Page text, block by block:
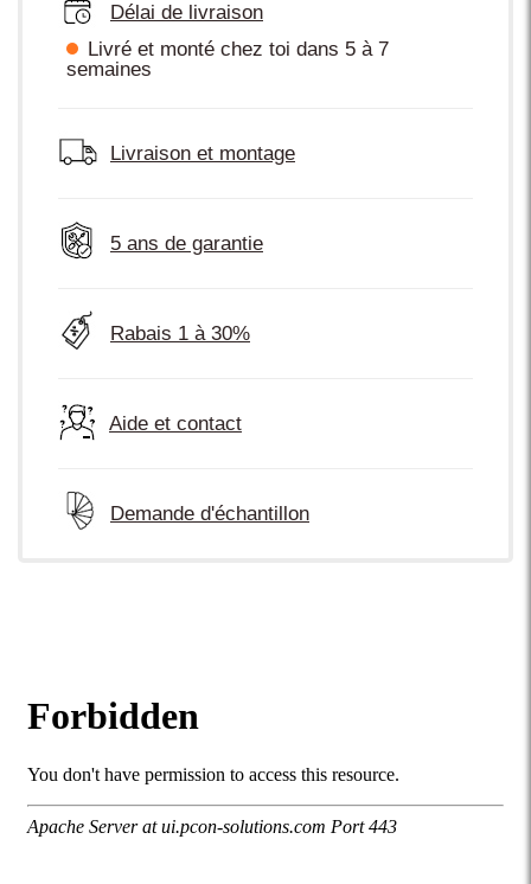
Délai de livraison
Livré et monté chez toi dans 5 à 7
semaines
Livraison et montage
5 ans de garantie
Rabais 1 à 30%
Aide et contact
Demande d'échantillon